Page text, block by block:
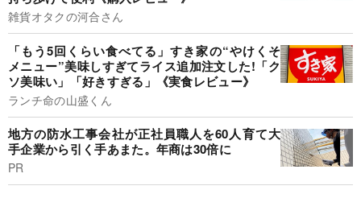
雑貨オタクの河合さん
「もう5回くらい食べてる」すき家の“やけくそ
メニュー”美味しすぎてライス追加注文した!「ク
ソ美味い」「好きすぎる」《実食レビュー》
ランチ命の山盛くん
地方の防水工事会社が正社員職人を60人育て大
手企業から引く手あまた。年商は30倍に
PR